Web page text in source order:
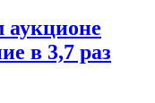
аукционе
в 3,7 раз